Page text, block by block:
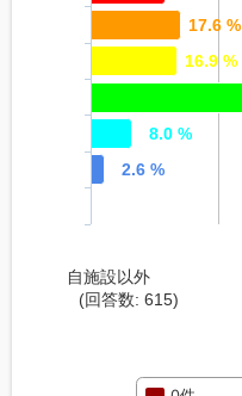
17.6 %
16.9 %
8.0 %
2.6 %
自施設以外
(回答数: 615)